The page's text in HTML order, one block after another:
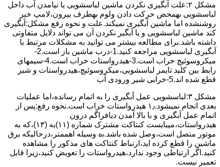
مشکل ۲:علت آبگیری نکردن ماشین لباسشویی یا نیامدن آب داخل
لباسشویی بهمحض ﺣﺮﮐﺖ دادن وﻟﻮم بهطرف ﺑﯿﺮون،ﻻﻣﭗ ﺧﺒﺮ
روشنشده اﻣﺎ ﻣﺎﺷﯿﻦ آﺑﮕﯿﺮی نمیکند.ﻋﻠﺖ و نحوه رﻓﻊ مشکل:آبگیری
کند ماشین لباسشویی و یا آبگیر نکردن آن می تواند دلایل متفاوتی
داشته باشد.برای مطالعه بیشتر می توانید به مشکلات مرتبط با
آبگیری لباسشویی مراجعه کنید.1-درب ﻣﺎﺷﯿﻦ ﺑﺎز اﺳﺖ.2-
ﻣﯿﮑﺮوﺳﻮﺋﯿﭻ ﺧﺮاب اﺳﺖ.3-ﻫﯿﺪرواﺳﺘﺎت ﺧﺮاب اﺳﺖ.4-سیمهای
راﺑﻂ ﺑﯿﻦ ﮐﻠﯿﺪ ﺗﺎﯾﻤﺮ لباسشویی،ﻣﯿﮑﺮوﺳﻮﺋﯿﭻ،ﻫﯿﺪرواﺳﺘﺎت و ﺷﯿﺮ
ﻗﻄﻊ ﺷﺪه اند.5-خرابی شیر ورودی آب
مشکل ۳:لباسشویی ﻋﻤﻞ آﺑﮕﯿﺮی را ﺑﻪ اﺗﻤﺎم رﺳﺎﻧﺪه،اﻣﺎ ﻋﻤﻠﯿﺎت
ﺑﻌﺪی اﻧﺠﺎم نمیشود.۱٫ ﻫﯿﺪرواﺳﺘﺎت ﺧﺮاب اﺳﺖ.نحوه رﻓﻊ:ﭘﺲ از
اﺗﻤﺎم عمل آﺑﮕﯿﺮی و ﺑﺎ ﺑﺎﻻ آﻣﺪن دﯾﺎﻓﺮاﮔﻢ درون
ﻫﯿﺪرواﺳﺘﺎت،میبایست ﮐﻨﺘﺎﮐﺖ ﻣﺸﺘﺮک شماره (۱۱)به (۱۳)،ﮐﻪ ﺑﻪ
ﻣﻮﺗﻮر ﻣﺘﺼﻞ اﺳﺖ،وﺻﻞ ﺷﺪه ﺑﺎﺷﺪ.ﺑه وسیله اهممتر،درحالیکه ﺑﺮق
ﻣﺎﺷﯿﻦ را ﻗﻄﻊ کرده اید،ارﺗﺒﺎط ﮐﻨﺘﺎﮐﺖ ﻫﺎی ﻣﺬﮐﻮر را ﻣﺸﺎﻫﺪه
کنید.اﮔﺮ ارﺗﺒﺎطی وجود ندارد،ﻫﯿﺪرواﺳﺘﺎت را ﺗﻌﻮﯾﺾ ﮐﻨﯿﺪ،زﯾﺮا قابل
ﺗﻌﻤﯿﺮ نیست.